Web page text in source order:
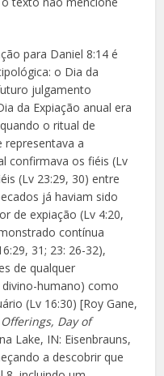
para Daniel 8:14 é
o Dia da
julgamento
da Expiação anual era
o ritual de
a
confirmava os fiéis (Lv
(Lv 23:29, 30) entre
já haviam sido
de expiação (Lv 4:20,
contínua
31; 23: 26-32),
de qualquer
humano) como
(Lv 16:30) [Roy Gane,
Day of
Lake, IN: Eisenbrauns,
a descobrir que